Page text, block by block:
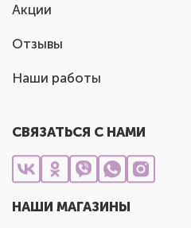
Акции
Отзывы
Наши работы
СВЯЗАТЬСЯ С НАМИ
НАШИ МАГАЗИНЫ